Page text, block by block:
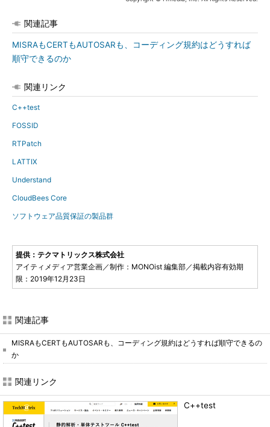
関連記事
MISRAもCERTもAUTOSARも、コーディング規約はどうすれば
順守できるのか
関連リンク
C++test
FOSSID
RTPatch
LATTIX
Understand
CloudBees Core
ソフトウェア品質保証の製品群
提供：テクマトリックス株式会社
アイティメディア営業企画／制作：MONOist 編集部／掲載内容有効期
限：2019年12月23日
関連記事
MISRAもCERTもAUTOSARも、コーディング規約はどうすれば順守できるの
か
関連リンク
C++test